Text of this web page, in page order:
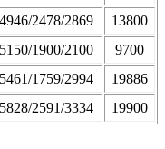
4946/2478/2869
13800
5150/1900/2100
9700
5461/1759/2994
19886
5828/2591/3334 19900